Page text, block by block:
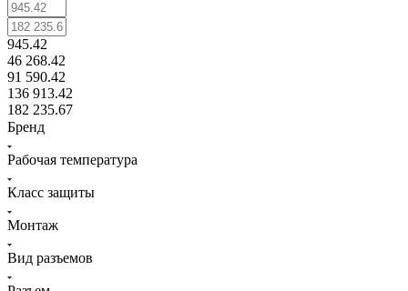
945.42
46 268.42
91 590.42
136 913.42
182 235.67
Бренд
Рабочая температура
Класс защиты
Монтаж
Вид разъемов